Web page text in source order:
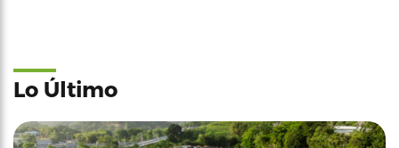
Lo Último